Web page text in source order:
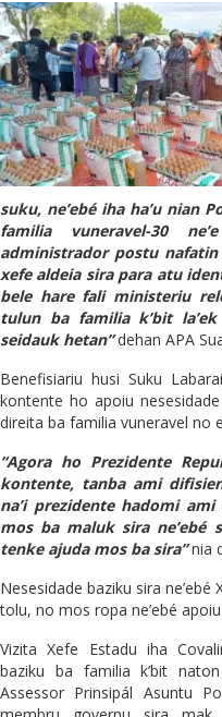
suku, ne’ebé iha ha’u nian
familia vuneravel-30
administrador postu
xefe aldeia sira para atu
bele hare fali ministeriu
tulun ba familia k’bit
seidauk hetan”dehan APA
Benefisiariu husi Suku
kontente ho apoiu nesesidade
direita ba familia vuneravel no
“Agora ho Prezidente
kontente, tanba ami
na’i prezidente hadomi
mos ba maluk sira ne’ebé
tenke ajuda mos ba sira”nia
Nesesidade baziku sira
tolu, no mos ropa ne’ebé
Vizita Xefe Estadu iha
baziku ba familia k’bit
Assessor Prinsipál Asuntu